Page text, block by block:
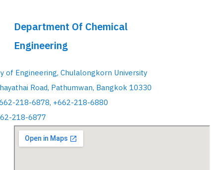
Department Of Chemical
Engineering
of Engineering, Chulalongkorn University
Road, Pathumwan, Bangkok 10330
218-6878, +662-218-6880
218-6877